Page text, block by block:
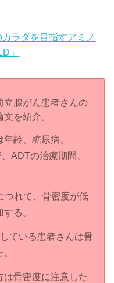
ラダを目指すアミノ
」
立腺がん患者さんの
を紹介。
齢、糖尿病、
ADTの治療期間、
つれて、骨密度が低
る。
ている患者さんは骨
は骨密度に注意した